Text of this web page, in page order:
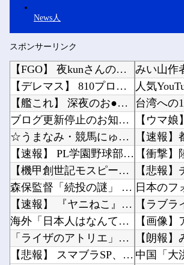
News人
スポンサーリンク
【FGO】 夜kunさんのモルガンイラスト！！ 蝶の羽好きです！
【デレマス】 810プロエアコン騒動【ぷちかれシリーズ】
【艦これ】 深夜のお●ぱい画像スレ
ブログ更新停止のお知らせ
☆うまなみ・競馬にゅーす速報 終了のお知らせ
【速報】 PL学園野球部が休部して今年で10年目、PL学園の全生徒数は35人
【機甲創世記モスピーダ】 「トイライズ」シリーズ新作【明日予約開始】
森保監督「続投の謎」 JFAのドン・田嶋幸三に直撃 「目標達成できなかったからと言って消す...
【速報】 『ヤニねこ』攻めすぎてBPOに通報される
海外「日本人はなんて気高いんだ！」 英高級紙も驚愕した極限の中の日本人の姿に世界が衝撃
「ライザのアトリエ」ライザちゃんのフィギュア発売決定！イラストそのままの超クオリティ！？太...
【悲報】 スマブラSP、切断チートで完全終了へ…